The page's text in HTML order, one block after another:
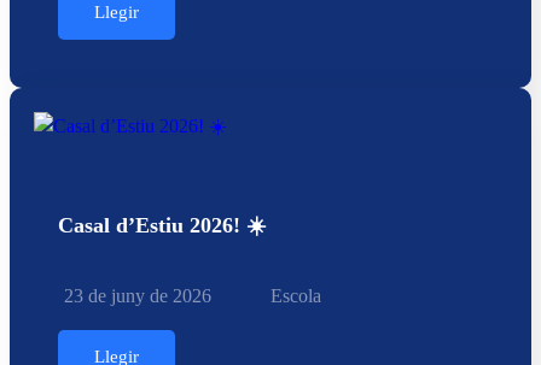
Llegir
Casal d’Estiu 2026! ☀️
23 de juny de 2026 Escola
Llegir